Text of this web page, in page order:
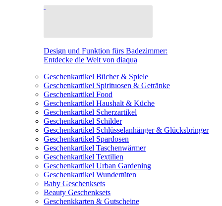
Design und Funktion fürs Badezimmer:
Entdecke die Welt von diaqua
Geschenkartikel Bücher & Spiele
Geschenkartikel Spirituosen & Getränke
Geschenkartikel Food
Geschenkartikel Haushalt & Küche
Geschenkartikel Scherzartikel
Geschenkartikel Schilder
Geschenkartikel Schlüsselanhänger & Glücksbringer
Geschenkartikel Spardosen
Geschenkartikel Taschenwärmer
Geschenkartikel Textilien
Geschenkartikel Urban Gardening
Geschenkartikel Wundertüten
Baby Geschenksets
Beauty Geschenksets
Geschenkkarten & Gutscheine